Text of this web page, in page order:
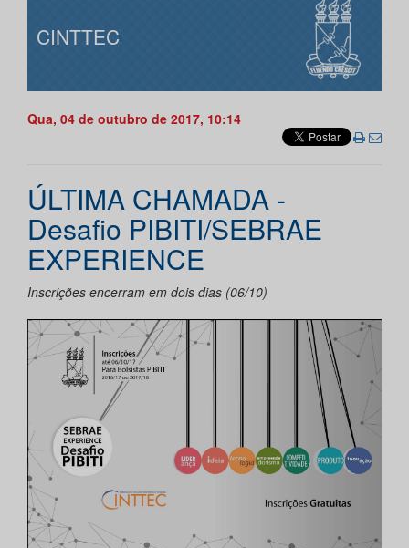
CINTTEC
Qua, 04 de outubro de 2017, 10:14
ÚLTIMA CHAMADA -
Desafio PIBITI/SEBRAE
EXPERIENCE
Inscrições encerram em dois dias (06/10)